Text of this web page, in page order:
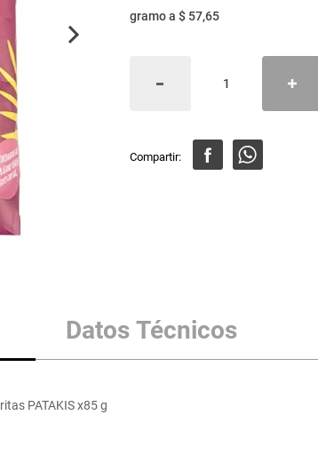
gramoa $ 57,65
Datos Técnicos
PATAKIS x85 g